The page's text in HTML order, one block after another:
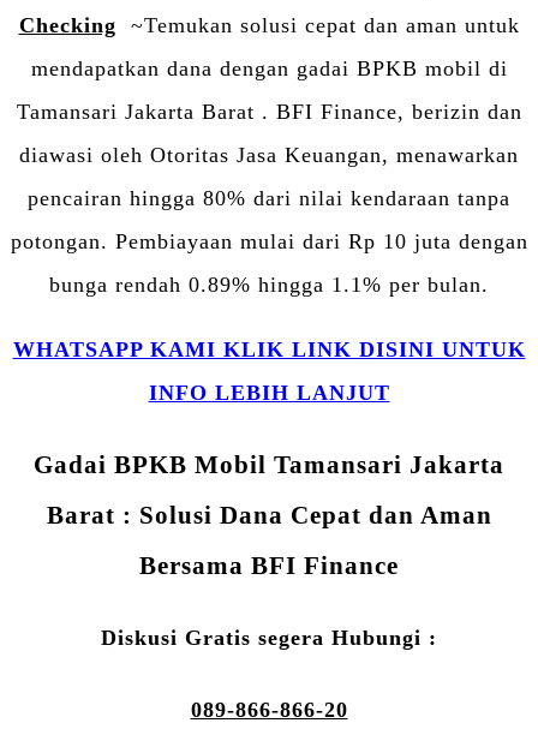
Checking ~Temukan solusi cepat dan aman untuk
mendapatkan dana dengan gadai BPKB mobil di
Tamansari Jakarta Barat . BFI Finance, berizin dan
diawasi oleh Otoritas Jasa Keuangan, menawarkan
pencairan hingga 80% dari nilai kendaraan tanpa
potongan. Pembiayaan mulai dari Rp 10 juta dengan
bunga rendah 0.89% hingga 1.1% per bulan.
WHATSAPP KAMI KLIK LINK DISINI UNTUK
INFO LEBIH LANJUT
Gadai BPKB Mobil Tamansari Jakarta
Barat : Solusi Dana Cepat dan Aman
Bersama BFI Finance
Diskusi Gratis segera Hubungi :
089-866-866-20